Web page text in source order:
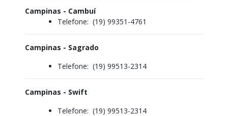
Campinas - Cambuí
Telefone: (19) 99351-4761
Campinas - Sagrado
Telefone: (19) 99513-2314
Campinas - Swift
Telefone: (19) 99513-2314